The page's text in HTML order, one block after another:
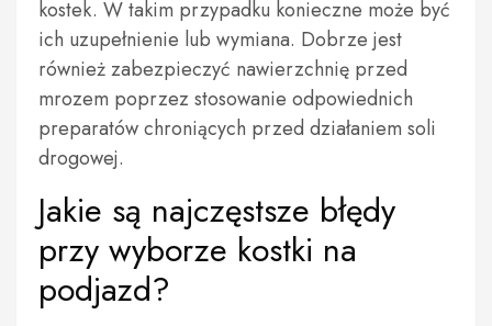
kostek. W takim przypadku konieczne może być
ich uzupełnienie lub wymiana. Dobrze jest
również zabezpieczyć nawierzchnię przed
mrozem poprzez stosowanie odpowiednich
preparatów chroniących przed działaniem soli
drogowej.
Jakie są najczęstsze błędy
przy wyborze kostki na
podjazd?